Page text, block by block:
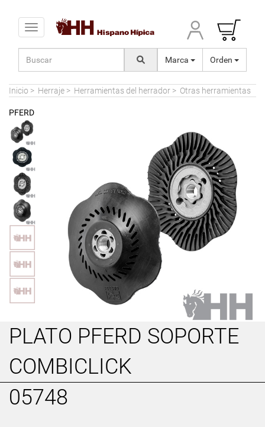
Toggle navigation
Marca Orden
Inicio > Herraje > Herramientas del herrador > Otras herramientas
PFERD
PLATO PFERD SOPORTE
COMBICLICK
05748